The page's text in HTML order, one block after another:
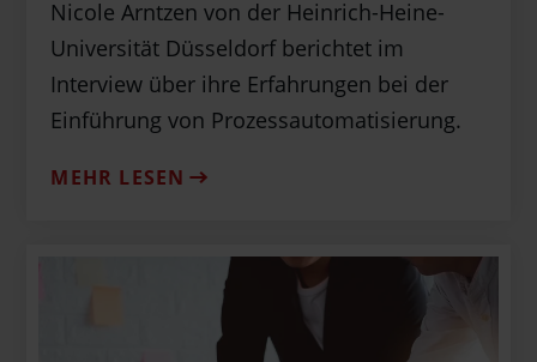
Nicole Arntzen von der Heinrich-Heine-
Universität Düsseldorf berichtet im
Interview über ihre Erfahrungen bei der
Einführung von Prozessautomatisierung.
MEHR LESEN